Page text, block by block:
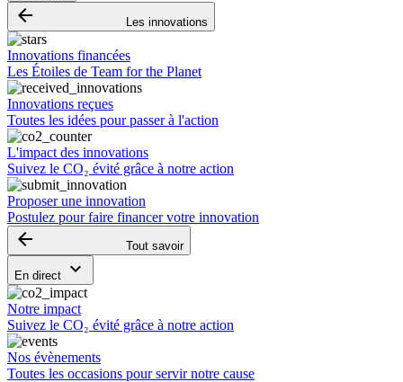
arrow_backward Les innovations
Innovations financées
Les Étoiles de Team for the Planet
Innovations reçues
Toutes les idées pour passer à l'action
L'impact des innovations
Suivez le CO₂ évité grâce à notre action
Proposer une innovation
Postulez pour faire financer votre innovation
arrow_backward Tout savoir
En direct keyboard_arrow_down
Notre impact
Suivez le CO₂ évité grâce à notre action
Nos évènements
Toutes les occasions pour servir notre cause